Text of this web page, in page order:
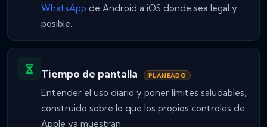
WhatsApp de Android a iOS donde sea legal y
posible.
Tiempo de pantalla PLANEADO
Entender el uso diario y poner límites saludables,
construido sobre lo que los propios controles de
Apple ya muestran.